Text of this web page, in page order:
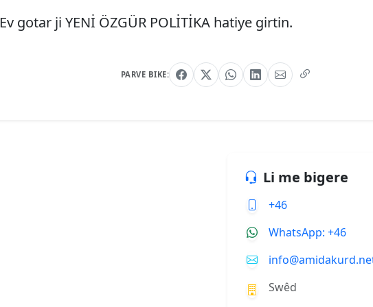
Ev gotar ji YENİ ÖZGÜR POLİTİKA hatiye girtin.
PARVE BIKE:
Li me bigere
+46
WhatsApp: +46
Swêd